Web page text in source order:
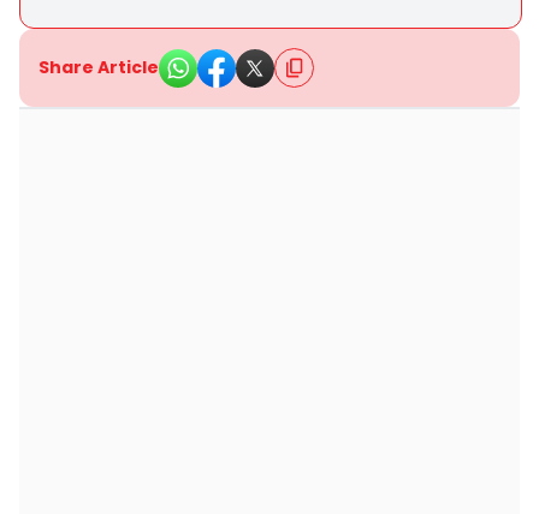
Share Article